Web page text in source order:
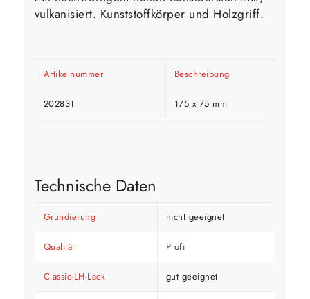
vulkanisiert. Kunststoffkörper und Holzgriff.
Artikelnummer Beschreibung
202831 175 x 75 mm
Technische Daten
Grundierung nicht geeignet
Qualität Profi
Classic-LH-Lack gut geeignet